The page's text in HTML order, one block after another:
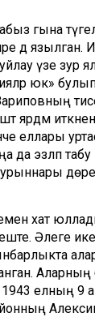
гына
дә язылган.
үзе зур
юк»
иткәнен
еллары
да эзләп
урыннары
хат
Әлеге
Аларның
елның 9